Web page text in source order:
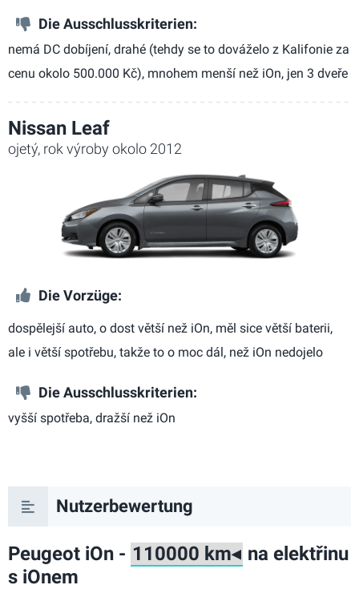
Die Ausschlusskriterien:
nemá DC dobíjení, drahé (tehdy se to dováželo z Kalifonie za
cenu okolo 500.000 Kč), mnohem menší než iOn, jen 3 dveře
Nissan Leaf
ojetý, rok výroby okolo 2012
Die Vorzüge:
dospělejší auto, o dost větší než iOn, měl sice větší baterii,
ale i větší spotřebu, takže to o moc dál, než iOn nedojelo
Die Ausschlusskriterien:
vyšší spotřeba, dražší než iOn
Nutzerbewertung
Peugeot iOn -
na elektřinu
s iOnem